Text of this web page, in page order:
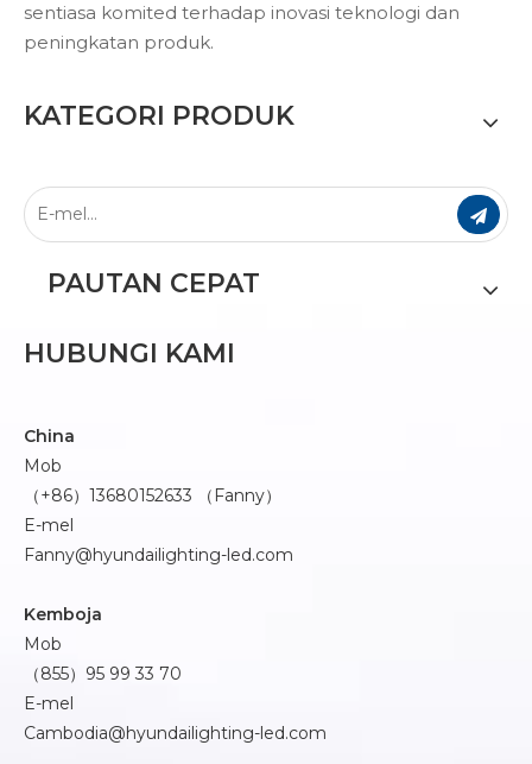
sentiasa komited terhadap inovasi teknologi dan
peningkatan produk.
KATEGORI PRODUK
PAUTAN CEPAT
HUBUNGI KAMI
China
Mob
（+86）13680152633 （Fanny）
E-mel
Fanny@hyundailighting-led.com
Kemboja
Mob
（855）95 99 33 70
E-mel
Cambodia@hyundailighting-led.com